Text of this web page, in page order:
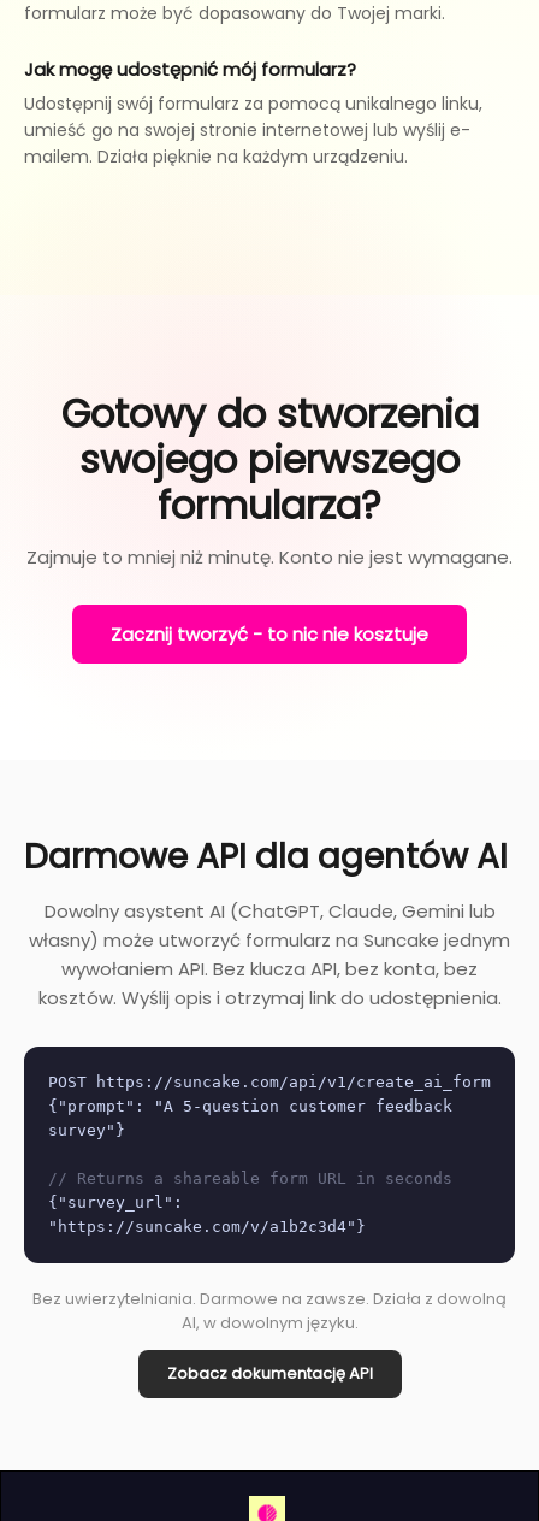
formularz może być dopasowany do Twojej marki.
Jak mogę udostępnić mój formularz?
Udostępnij swój formularz za pomocą unikalnego linku,
umieść go na swojej stronie internetowej lub wyślij e-
mailem. Działa pięknie na każdym urządzeniu.
Gotowy do stworzenia
swojego pierwszego
formularza?
Zajmuje to mniej niż minutę. Konto nie jest wymagane.
Zacznij tworzyć - to nic nie kosztuje
Darmowe API dla agentów AI
Dowolny asystent AI (ChatGPT, Claude, Gemini lub
własny) może utworzyć formularz na Suncake jednym
wywołaniem API. Bez klucza API, bez konta, bez
kosztów. Wyślij opis i otrzymaj link do udostępnienia.
POST https://suncake.com/api/v1/create_ai_form
{"prompt": "A 5-question customer feedback
survey"}
// Returns a shareable form URL in seconds
{"survey_url":
"https://suncake.com/v/a1b2c3d4"}
Bez uwierzytelniania. Darmowe na zawsze. Działa z dowolną
AI, w dowolnym języku.
Zobacz dokumentację API